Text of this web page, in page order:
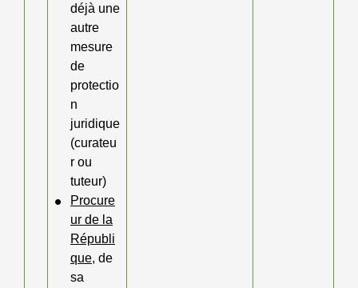
déjà une
autre
mesure
de
protectio
n
juridique
(curateu
r ou
tuteur)
Procure
ur de la
Républi
que, de
sa